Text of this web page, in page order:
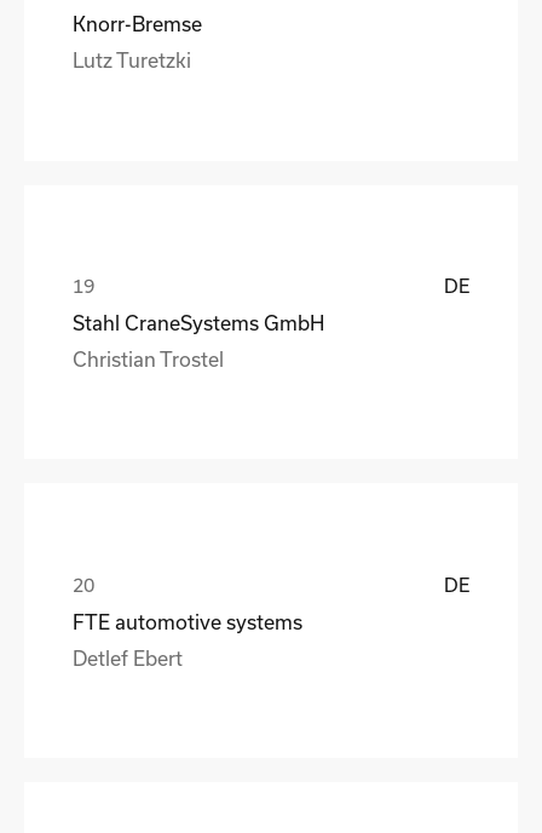
Knorr-Bremse
Lutz Turetzki
DE
Stahl CraneSystems GmbH
Christian Trostel
DE
FTE automotive systems
Detlef Ebert